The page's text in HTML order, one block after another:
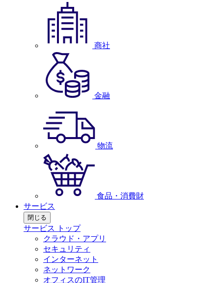
商社
金融
物流
食品・消費財
サービス
閉じる
サービス トップ
クラウド・アプリ
セキュリティ
インターネット
ネットワーク
オフィスのIT管理